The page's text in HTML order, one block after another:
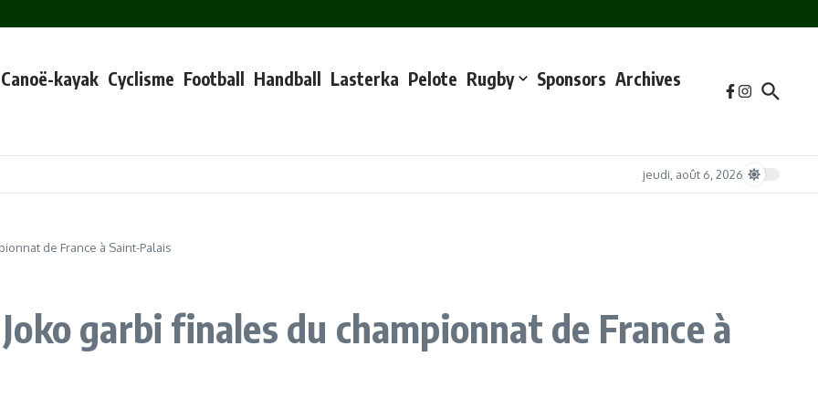
samedi 17 janvier à 9h30 place de la mairie et au marché
(commande jusqu’au 4 février inclus, retrait samedi 7 février)
de l’omnisports au stade municipal
Canoë-kayak Cyclisme Football Handball Lasterka Pelote Rugby Sponsors Archives
jeudi, août 6, 2026
de France à Saint-Palais
garbi finales du championnat de France à